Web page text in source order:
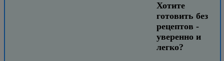
Хотите
готовить без
рецептов -
уверенно и
легко?